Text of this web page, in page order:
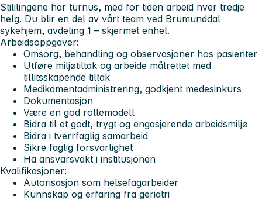
Stililingene har turnus, med for tiden arbeid hver tredje
helg. Du blir en del av vårt team ved Brumunddal
sykehjem, avdeling 1 – skjermet enhet.
Arbeidsoppgaver:
Omsorg, behandling og observasjoner hos pasienter
Utføre miljøtiltak og arbeide målrettet med
tillitsskapende tiltak
Medikamentadministrering, godkjent medesinkurs
Dokumentasjon
Være en god rollemodell
Bidra til et godt, trygt og engasjerende arbeidsmiljø
Bidra i tverrfaglig samarbeid
Sikre faglig forsvarlighet
Ha ansvarsvakt i institusjonen
Kvalifikasjoner:
Autorisasjon som helsefagarbeider
Kunnskap og erfaring fra geriatri